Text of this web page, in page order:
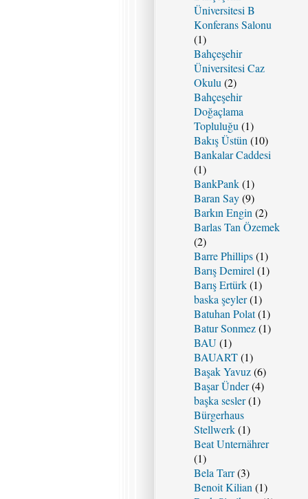
Üniversitesi B
Konferans Salonu
(1)
Bahçeşehir
Üniversitesi Caz
Okulu (2)
Bahçeşehir
Doğaçlama
Topluluğu (1)
Bakış Üstün (10)
Bankalar Caddesi
(1)
BankPank(1)
Baran Say(9)
Barkın Engin (2)
Barlas Tan Özemek
(2)
Barre Phillips(1)
Barış Demirel (1)
Barış Ertürk(1)
baska şeyler(1)
Batuhan Polat(1)
Batur Sonmez(1)
BAU (1)
BAUART(1)
Başak Yavuz(6)
Başar Ünder(4)
başka sesler(1)
Bürgerhaus
Stellwerk(1)
Beat Unternährer
(1)
Bela Tarr(3)
Benoit Kilian (1)